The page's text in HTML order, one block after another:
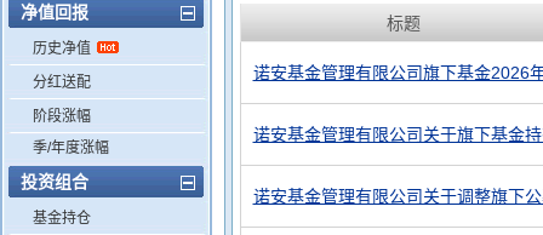
净值回报
历史净值
分红送配
阶段涨幅
季/年度涨幅
投资组合
基金持仓
标题
诺安基金管理有限公司旗下基金2026
诺安基金管理有限公司关于旗下基金
诺安基金管理有限公司关于调整旗下